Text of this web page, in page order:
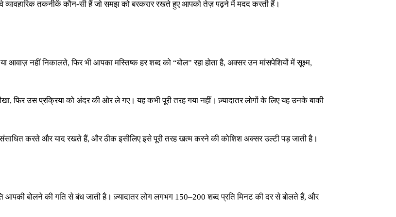
व्यावहारिक तकनीकें कौन-सी हैं जो समझ को बरकरार रखते हुए आपको तेज़ पढ़ने में मदद करती हैं।
आवाज़ नहीं निकालते, फिर भी आपका मस्तिष्क हर शब्द को “बोल” रहा होता है, अक्सर उन मांसपेशियों में सूक्ष्म,
फिर उस प्रक्रिया को अंदर की ओर ले गए। यह कभी पूरी तरह गया नहीं। ज़्यादातर लोगों के लिए यह उनके बाकी
करते और याद रखते हैं, और ठीक इसीलिए इसे पूरी तरह खत्म करने की कोशिश अक्सर उल्टी पड़ जाती है।
बोलने की गति से बंध जाती है। ज़्यादातर लोग लगभग 150–200 शब्द प्रति मिनट की दर से बोलते हैं, और